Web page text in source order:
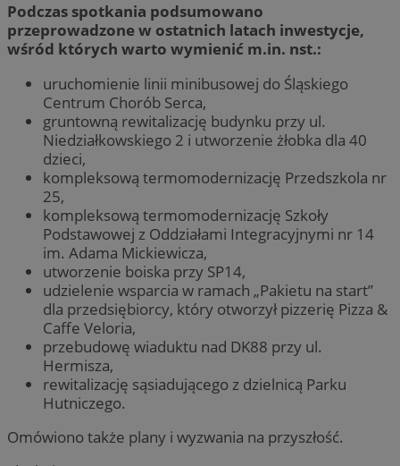
Podczas spotkania podsumowano
przeprowadzone w ostatnich latach inwestycje,
wśród których warto wymienić m.in. nst.:
uruchomienie linii minibusowej do Śląskiego
Centrum Chorób Serca,
gruntowną rewitalizację budynku przy ul.
Niedziałkowskiego 2 i utworzenie żłobka dla 40
dzieci,
kompleksową termomodernizację Przedszkola nr
25,
kompleksową termomodernizację Szkoły
Podstawowej z Oddziałami Integracyjnymi nr 14
im. Adama Mickiewicza,
utworzenie boiska przy SP14,
udzielenie wsparcia w ramach „Pakietu na start”
dla przedsiębiorcy, który otworzył pizzerię Pizza &
Caffe Veloria,
przebudowę wiaduktu nad DK88 przy ul.
Hermisza,
rewitalizację sąsiadującego z dzielnicą Parku
Hutniczego.
Omówiono także plany i wyzwania na przyszłość.